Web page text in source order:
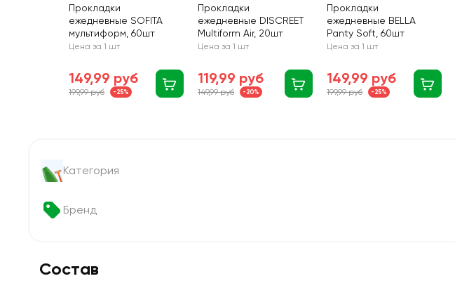
Категория
Бренд
Состав
Прокладки
ежедневные SOFITA
мультиформ, 60шт
Цена за 1 шт
149,99 руб
199,99 руб -25%
Прокладки
ежедневные DISCREET
Multiform Air, 20шт
Цена за 1 шт
119,99 руб
149,99 руб -20%
Прокладки
ежедневные BELLA
Panty Soft, 60шт
Цена за 1 шт
149,99 руб
199,99 руб -25%